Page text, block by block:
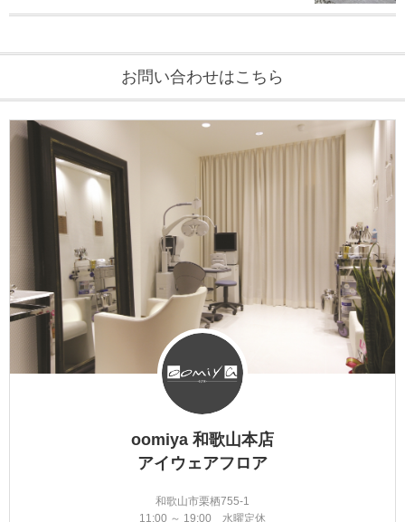
お問い合わせはこちら
oomiya 和歌山本店
アイウェアフロア
和歌山市栗栖755-1
11:00 ～ 19:00 水曜定休